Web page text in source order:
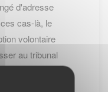
d'adresse
cas-là, le
volontaire
au tribunal